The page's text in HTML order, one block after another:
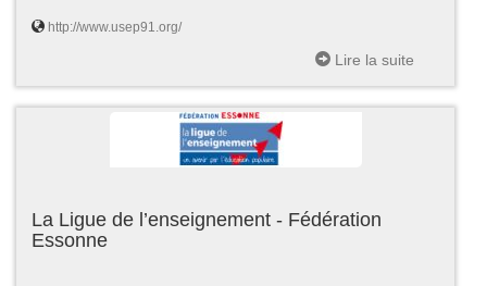
http://www.usep91.org/
Lire la suite
La Ligue de l’enseignement - Fédération
Essonne